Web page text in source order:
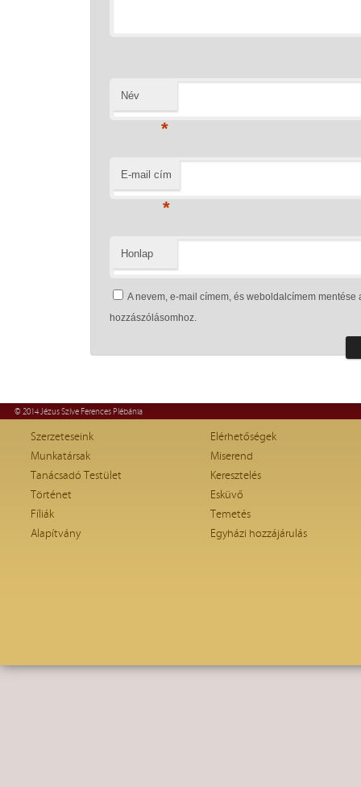
Név
*
E-mail cím
*
Honlap
A nevem, e-mail címem, és weboldalcímem
hozzászólásomhoz.
© 2014 Jézus Szíve Ferences Plébánia
Szerzeteseink
Munkatársak
Tanácsadó Testület
Történet
Fíliák
Alapítvány
Elérhetőségek
Miserend
Keresztelés
Esküvő
Temetés
Egyházi hozzájárulás